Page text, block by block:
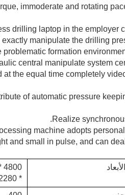
immoderate and rotating
drilling laptop in the employer
exactly manipulate the drilling
problematic formation
central manipulate system
the equal time completely
of automatic pressure
Realize
machine adopts
and small in pulse, and can
الأبعاد
* 2280